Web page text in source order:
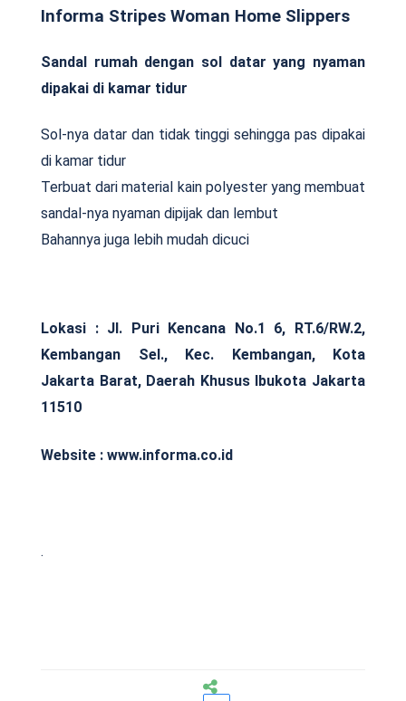
Informa Stripes Woman Home Slippers
Sandal rumah dengan sol datar yang nyaman
dipakai di kamar tidur
Sol-nya datar dan tidak tinggi sehingga pas dipakai
di kamar tidur
Terbuat dari material kain polyester yang membuat
sandal-nya nyaman dipijak dan lembut
Bahannya juga lebih mudah dicuci
Lokasi : Jl. Puri Kencana No.1 6, RT.6/RW.2,
Kembangan Sel., Kec. Kembangan, Kota
Jakarta Barat, Daerah Khusus Ibukota Jakarta
11510
Website : www.informa.co.id
.